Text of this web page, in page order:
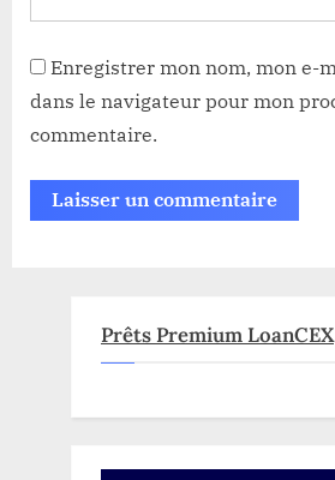
Enregistrer mon nom, mon e-
dans le navigateur pour mon
commentaire.
Prêts Premium LoanCEX